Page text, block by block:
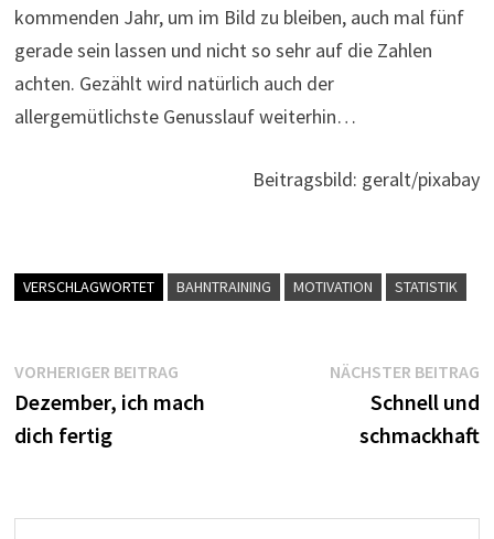
kommenden Jahr, um im Bild zu bleiben, auch mal fünf
gerade sein lassen und nicht so sehr auf die Zahlen
achten. Gezählt wird natürlich auch der
allergemütlichste Genusslauf weiterhin…
Beitragsbild: geralt/pixabay
VERSCHLAGWORTET BAHNTRAINING MOTIVATION STATISTIK
Beitragsnavigation
VORHERIGER BEITRAGVorheriger
Beitrag:
Dezember, ich mach
dich fertig
NÄCHSTER BEITRAG
Schnell und
schmackhaft